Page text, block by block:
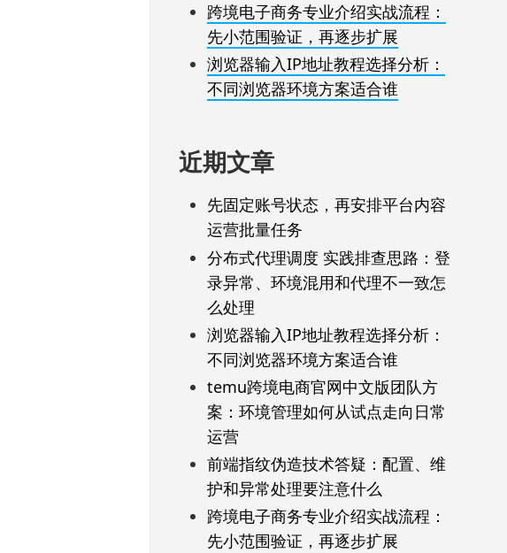
跨境电子商务专业介绍实战流程：
先小范围验证，再逐步扩展
浏览器输入IP地址教程选择分析：
不同浏览器环境方案适合谁
近期文章
先固定账号状态，再安排平台内容
运营批量任务
分布式代理调度 实践排查思路：登
录异常、环境混用和代理不一致怎
么处理
浏览器输入IP地址教程选择分析：
不同浏览器环境方案适合谁
temu跨境电商官网中文版团队方
案：环境管理如何从试点走向日常
运营
前端指纹伪造技术答疑：配置、维
护和异常处理要注意什么
跨境电子商务专业介绍实战流程：
先小范围验证，再逐步扩展